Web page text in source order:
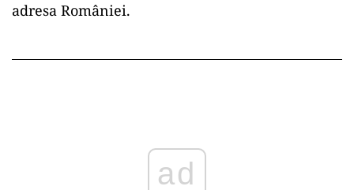
adresa României.
ad